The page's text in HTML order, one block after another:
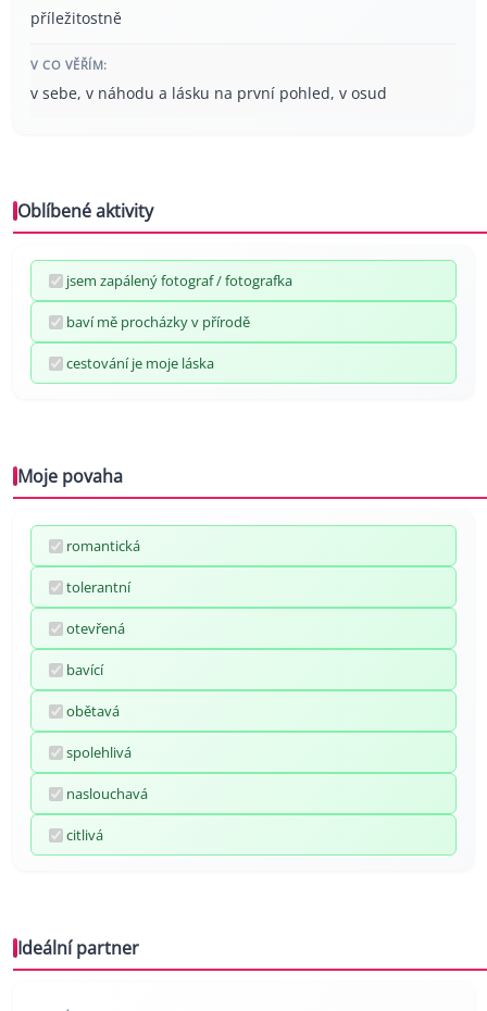
příležitostně
V CO VĚŘÍM:
v sebe, v náhodu a lásku na první pohled, v osud
Oblíbené aktivity
jsem zapálený fotograf / fotografka
baví mě procházky v přírodě
cestování je moje láska
Moje povaha
romantická
tolerantní
otevřená
bavící
obětavá
spolehlivá
naslouchavá
citlivá
Ideální partner